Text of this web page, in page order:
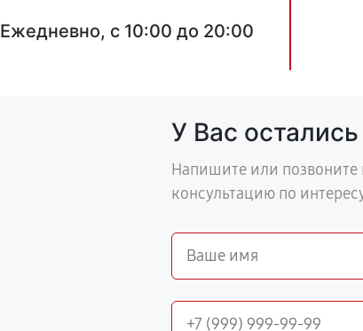
Ежедневно, с 10:00 до 20:00
У Вас
Напишите или позвоните
консультацию по